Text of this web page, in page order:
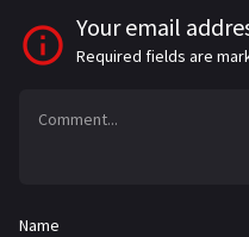
Your email
Required fields are
Name